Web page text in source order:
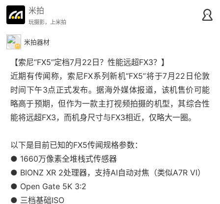
米拍
玩摄影，上米拍
米拍器材
【索尼“FX5”定档7月22日？性能远超FX3？】
近期有传闻称，索尼FX系列新机“FX5”将于7月22日伦敦
时间下午3点正式发布。据海外媒体报道，该机售价可能
略高于预期，但作为一款主打视频拍摄的机型，其综合性
能将远超FX3，而机身尺寸与FX3相近，仅略大一圈。
以下是目前已知的FX5传闻规格参数：
● 1660万像素全堆栈式传感器
● BIONZ XR 2处理器，支持AI自动对焦（类似A7R VI）
● Open Gate 5K 3:2
● 三档基础ISO